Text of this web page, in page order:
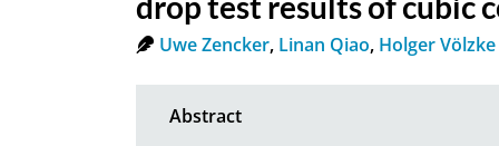
Uwe Zencker, Linan Qiao, Holger Völzke